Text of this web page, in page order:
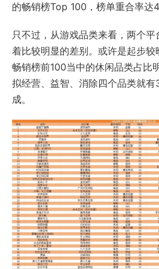
的畅销榜Top 100，榜单重合率达
只不过，从游戏品类来看，两个
着比较明显的差别。或许是起步
畅销榜前100当中的休闲品类占比
拟经营、益智、消除四个品类就
成。